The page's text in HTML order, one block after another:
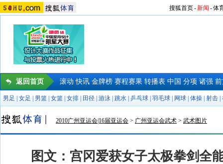
搜狐首页-新闻 -体
返回首页 滚动 快讯 金牌榜 赛程赛果 转播表 中国 分项 诸强
男足 女足 男篮 女篮 女排 田径 游泳 跳水 乒乓球 羽毛球 网球 体操 射击
2010广州亚运会|16届亚运会 > 广州亚运会武术 > 武术图片
图文：宫冈爱获女子太极拳剑全